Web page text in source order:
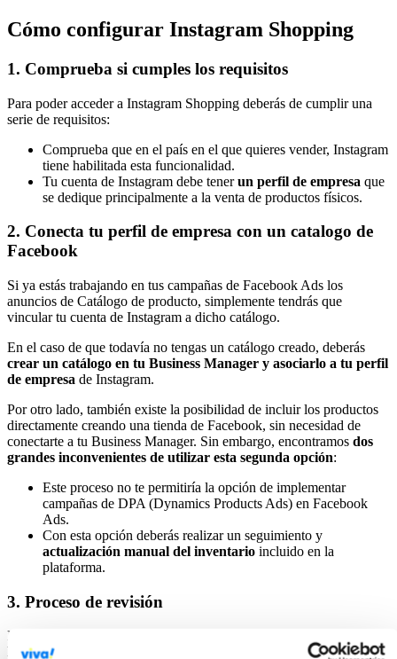
Cómo configurar Instagram Shopping
1. Comprueba si cumples los requisitos
Para poder acceder a Instagram Shopping deberás de cumplir una
serie de requisitos:
Comprueba que en el país en el que quieres vender, Instagram
tiene habilitada esta funcionalidad.
Tu cuenta de Instagram debe tenerun perfil de empresa que
se dedique principalmente a la venta de productos físicos.
2. Conecta tu perfil de empresa con un catalogo de
Facebook
Si ya estás trabajando en tus campañas de Facebook Ads los
anuncios de Catálogo de producto, simplemente tendrás que
vincular tu cuenta de Instagram a dicho catálogo.
En el caso de que todavía no tengas un catálogo creado, deberás
crear un catálogo en tu Business Manager y asociarlo a tu perfil
de empresa de Instagram.
Por otro lado, también existe la posibilidad de incluir los productos
directamente creando una tienda de Facebook, sin necesidad de
conectarte a tu Business Manager. Sin embargo, encontramos dos
grandes inconvenientes de utilizar esta segunda opción:
Este proceso no te permitiría la opción de implementar
campañas de DPA (Dynamics Products Ads) en Facebook
Ads.
Con esta opción deberás realizar un seguimiento y
actualización manual del inventario incluido en la
plataforma.
3. Proceso de revisión
Para conseguir el acceso a la función de compras, y una vez que
hayas vinculado tu perfil de Instagram a un catálogo -bien a través